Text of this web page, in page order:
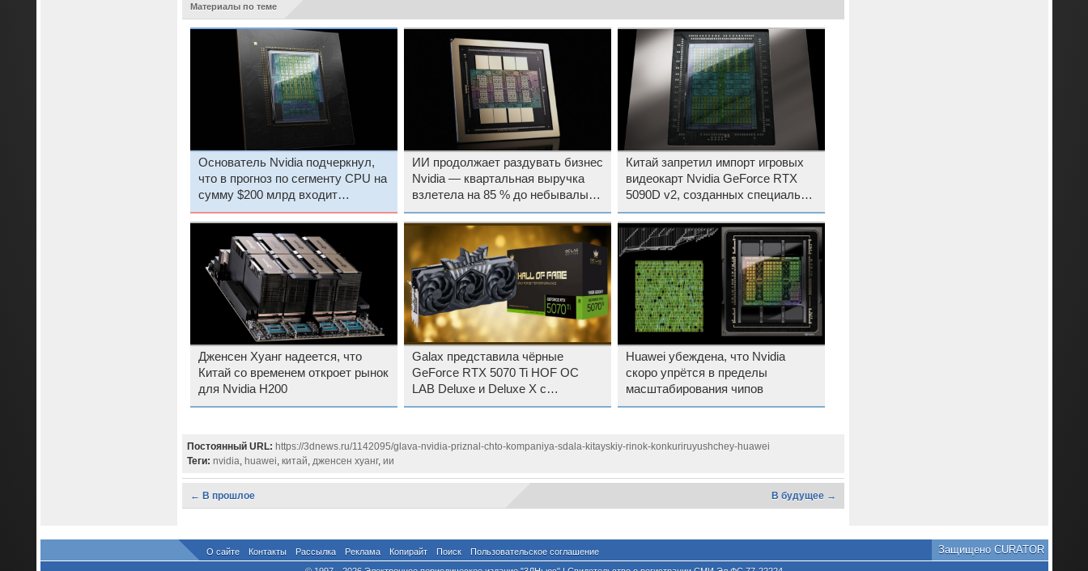
Материалы по теме
Основатель Nvidia подчеркнул,
что в прогноз по сегменту CPU на
сумму $200 млрд входит
китайский рынок
ИИ продолжает раздувать бизнес
Nvidia — квартальная выручка
взлетела на 85 % до небывалых
$81,6 млрд
Китай запретил импорт игровых
видеокарт Nvidia GeForce RTX
5090D v2, созданных специально
для него
Дженсен Хуанг надеется, что
Китай со временем откроет рынок
для Nvidia H200
Galax представила чёрные
GeForce RTX 5070 Ti HOF OC
LAB Deluxe и Deluxe X с
заводским разгоном
Huawei убеждена, что Nvidia
скоро упрётся в пределы
масштабирования чипов
Постоянный URL: https://3dnews.ru/1142095/glava-nvidia-priznal-chto-kompaniya-sdala-kitayskiy-rinok-konkuriruyushchey-huawei
Теги: nvidia, huawei, китай, дженсен хуанг, ии
← В прошлое В будущее →
О сайте Контакты Рассылка Реклама Копирайт Поиск Пользовательское соглашение Защищено CURATOR